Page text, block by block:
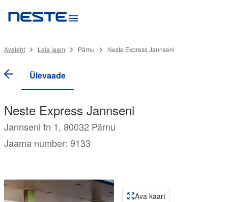
Avaleht Leia jaam Pärnu Neste Express Jannseni
Ülevaade
Neste Express Jannseni
Jannseni tn 1, 80032 Pärnu
Jaama number: 9133
Ava kaart